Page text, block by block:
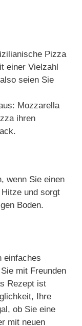
Pizza
einer Vielzahl
seien Sie
Mozzarella
ihren
wenn Sie einen
und sorgt
Boden.
einfaches
mit Freunden
Rezept ist
Ihre
ob Sie eine
mit neuen